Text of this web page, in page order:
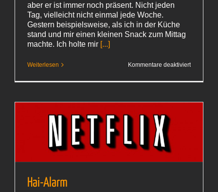
aber er ist immer noch präsent. Nicht jeden
Tag, vielleicht nicht einmal jede Woche.
Gestern beispielsweise, als ich in der Küche
stand und mir einen kleinen Snack zum Mittag
machte. Ich holte mir [...]
Weiterlesen Kommentare deaktiviertfür
Hai-Alarm